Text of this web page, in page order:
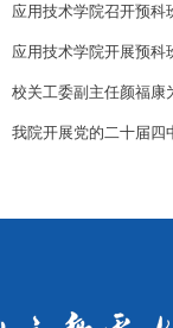
应用技术学院召开预科
应用技术学院开展预科
校关工委副主任颜福康
我院开展党的二十届四